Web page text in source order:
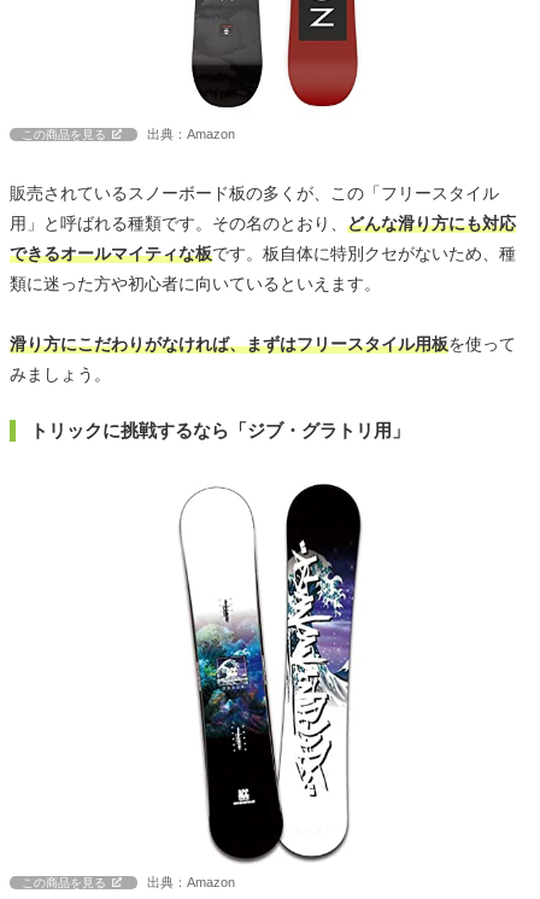
この商品を見る 出典：Amazon
販売されているスノーボード板の多くが、この「フリースタイル
用」と呼ばれる種類です。その名のとおり、 どんな滑り方にも対応
できるオールマイティな板です。板自体に特別クセがないため、種
類に迷った方や初心者に向いているといえます。
滑り方にこだわりがなければ、まずはフリースタイル用板を使って
みましょう。
トリックに挑戦するなら「ジブ・グラトリ用」
この商品を見る 出典：Amazon